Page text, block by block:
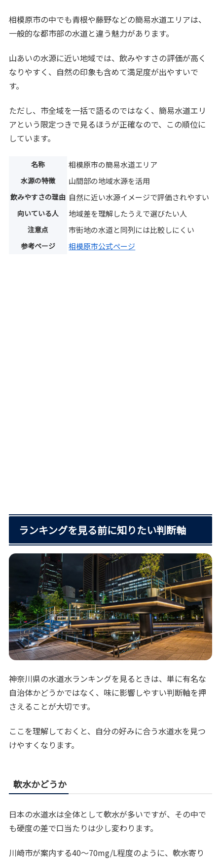
相模原市の中でも青根や藤野などの簡易水道エリアは、
一般的な都市部の水道と違う魅力があります。
山あいの水源に近い地域では、飲みやすさの評価が高く
なりやすく、自然の印象も含めて満足度が出やすいで
す。
ただし、市全域を一括で語るのではなく、簡易水道エリ
アという限定つきで見るほうが正確なので、この順位に
しています。
名称 相模原市の簡易水道エリア
水源の特徴 山間部の地域水源を活用
飲みやすさの理由 自然に近い水源イメージで評価されやすい
向いている人 地域差を理解したうえで選びたい人
注意点 市街地の水道と同列には比較しにくい
参考ページ 相模原市公式ページ
ランキングを見る前に知りたい判断軸
神奈川県の水道水ランキングを見るときは、単に有名な
自治体かどうかではなく、味に影響しやすい判断軸を押
さえることが大切です。
ここを理解しておくと、自分の好みに合う水道水を見つ
けやすくなります。
軟水かどうか
日本の水道水は全体として軟水が多いですが、その中で
も硬度の差で口当たりは少し変わります。
川崎市が案内する40〜70mg/L程度のように、軟水寄り